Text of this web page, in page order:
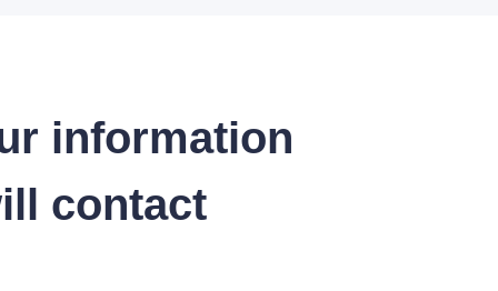
information
contact